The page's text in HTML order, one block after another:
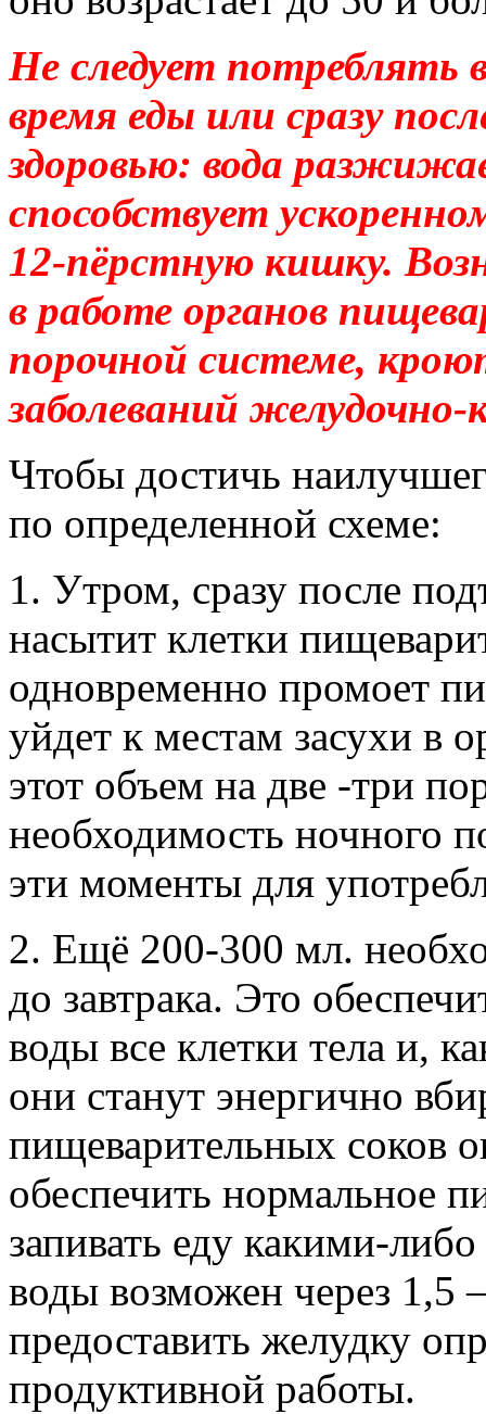
Не следует потреблять
время еды или сразу
здоровью: вода
способствует
12-пёрстную кишку.
в работе органов
порочной системе,
заболеваний
Чтобы достичь
по определенной схеме:
1. Утром, сразу после
насытит клетки
одновременно промоет
уйдет к местам засухи в
этот объем на две -три
необходимость ночного
эти моменты для
2. Ещё 200-300 мл.
до завтрака. Это
воды все клетки тела и,
они станут энергично
пищеварительных соков
обеспечить нормальное
запивать еду какими-
воды возможен через 1,5
предоставить желудку
продуктивной работы.